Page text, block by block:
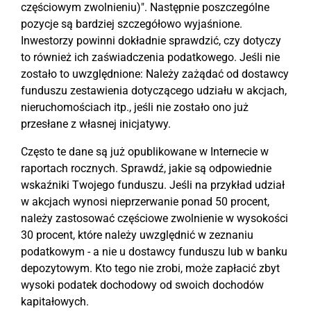
częściowym zwolnieniu)". Następnie poszczególne
pozycje są bardziej szczegółowo wyjaśnione.
Inwestorzy powinni dokładnie sprawdzić, czy dotyczy
to również ich zaświadczenia podatkowego. Jeśli nie
zostało to uwzględnione: Należy zażądać od dostawcy
funduszu zestawienia dotyczącego udziału w akcjach,
nieruchomościach itp., jeśli nie zostało ono już
przesłane z własnej inicjatywy.
Często te dane są już opublikowane w Internecie w
raportach rocznych. Sprawdź, jakie są odpowiednie
wskaźniki Twojego funduszu. Jeśli na przykład udział
w akcjach wynosi nieprzerwanie ponad 50 procent,
należy zastosować częściowe zwolnienie w wysokości
30 procent, które należy uwzględnić w zeznaniu
podatkowym - a nie u dostawcy funduszu lub w banku
depozytowym. Kto tego nie zrobi, może zapłacić zbyt
wysoki podatek dochodowy od swoich dochodów
kapitałowych.